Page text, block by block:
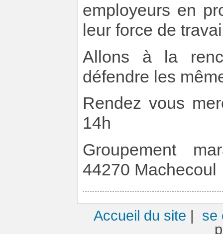
employeurs en
leur force de
Allons à la
défendre les
Rendez vous
14h
Groupement
44270 Machecoul
Accueil du site | se